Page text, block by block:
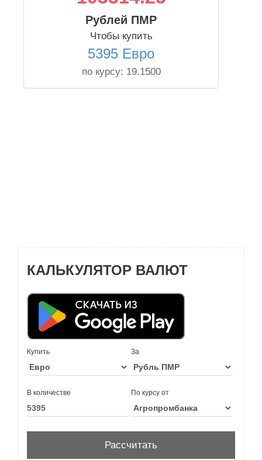
Рублей ПМР
Чтобы купить
5395 Евро
по курсу: 19.1500
КАЛЬКУЛЯТОР ВАЛЮТ
Купить За
В количестве По курсу от